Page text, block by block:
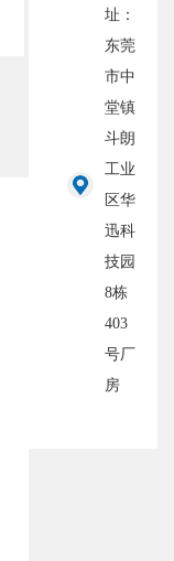
址：
东莞
市中
堂镇
斗朗
工业
区华
迅科
技园
8栋
403
号厂
房